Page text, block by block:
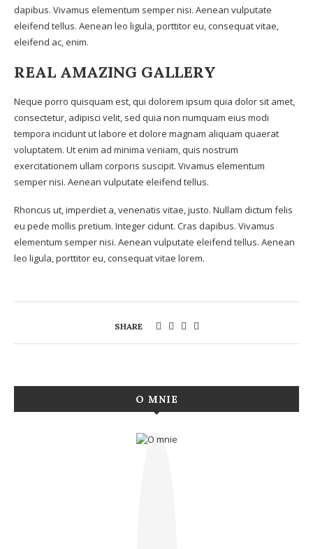
dapibus. Vivamus elementum semper nisi. Aenean vulputate
eleifend tellus. Aenean leo ligula, porttitor eu, consequat vitae,
eleifend ac, enim.
REAL AMAZING GALLERY
Neque porro quisquam est, qui dolorem ipsum quia dolor sit amet,
consectetur, adipisci velit, sed quia non numquam eius modi
tempora incidunt ut labore et dolore magnam aliquam quaerat
voluptatem. Ut enim ad minima veniam, quis nostrum
exercitationem ullam corporis suscipit. Vivamus elementum
semper nisi. Aenean vulputate eleifend tellus.
Rhoncus ut, imperdiet a, venenatis vitae, justo. Nullam dictum felis
eu pede mollis pretium. Integer cidunt. Cras dapibus. Vivamus
elementum semper nisi. Aenean vulputate eleifend tellus. Aenean
leo ligula, porttitor eu, consequat vitae lorem.
SHARE
O MNIE